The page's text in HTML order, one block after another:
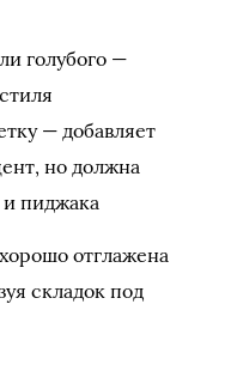
голубого —
— добавляет
но должна
и пиджака
отглажена
складок под